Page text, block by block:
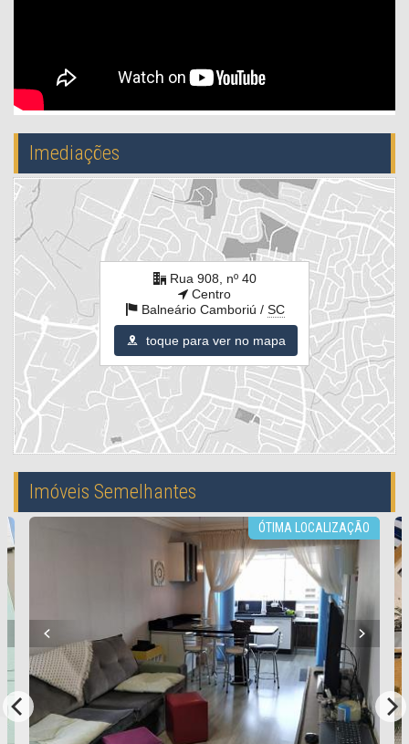
Imediações
Rua 908, nº 40
Centro
Balneário Camboriú / SC
toque para ver no mapa
Imóveis Semelhantes
ÓTIMA LOCALIZAÇÃO